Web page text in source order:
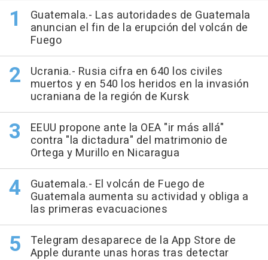
Guatemala.- Las autoridades de Guatemala
anuncian el fin de la erupción del volcán de
Fuego
Ucrania.- Rusia cifra en 640 los civiles
muertos y en 540 los heridos en la invasión
ucraniana de la región de Kursk
EEUU propone ante la OEA "ir más allá"
contra "la dictadura" del matrimonio de
Ortega y Murillo en Nicaragua
Guatemala.- El volcán de Fuego de
Guatemala aumenta su actividad y obliga a
las primeras evacuaciones
Telegram desaparece de la App Store de
Apple durante unas horas tras detectar